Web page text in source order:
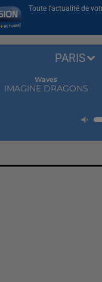
Toute l'actualité de
Waves
IMAGINE DRAGONS
PARIS